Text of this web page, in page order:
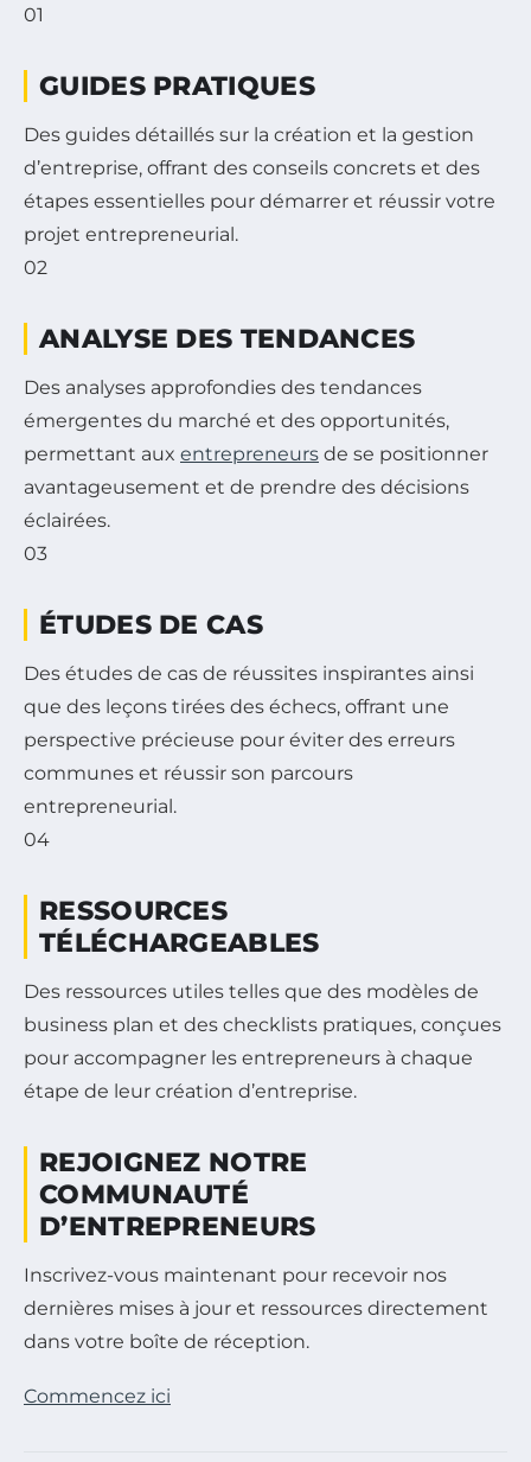
01
GUIDES PRATIQUES
Des guides détaillés sur la création et la gestion
d’entreprise, offrant des conseils concrets et des
étapes essentielles pour démarrer et réussir votre
projet entrepreneurial.
02
ANALYSE DES TENDANCES
Des analyses approfondies des tendances
émergentes du marché et des opportunités,
permettant aux entrepreneurs de se positionner
avantageusement et de prendre des décisions
éclairées.
03
ÉTUDES DE CAS
Des études de cas de réussites inspirantes ainsi
que des leçons tirées des échecs, offrant une
perspective précieuse pour éviter des erreurs
communes et réussir son parcours
entrepreneurial.
04
RESSOURCES
TÉLÉCHARGEABLES
Des ressources utiles telles que des modèles de
business plan et des checklists pratiques, conçues
pour accompagner les entrepreneurs à chaque
étape de leur création d’entreprise.
REJOIGNEZ NOTRE
COMMUNAUTÉ
D’ENTREPRENEURS
Inscrivez-vous maintenant pour recevoir nos
dernières mises à jour et ressources directement
dans votre boîte de réception.
Commencez ici